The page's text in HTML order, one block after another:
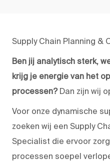
Supply Chain Planning &
Ben jij analytisch sterk,
krijg je energie van het
processen?Dan zijn wij
Voor onze dynamische
zoeken wij een Supply
Specialist die ervoor
processen soepel